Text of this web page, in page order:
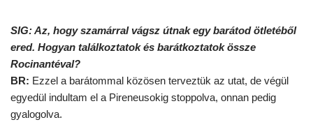
SIG: Az, hogy szamárral vágsz útnak egy barátod ötletéből
ered. Hogyan találkoztatok és barátkoztatok össze
Rocinantéval?
BR: Ezzel a barátommal közösen terveztük az utat, de végül
egyedül indultam el a Pireneusokig stoppolva, onnan pedig
gyalogolva.